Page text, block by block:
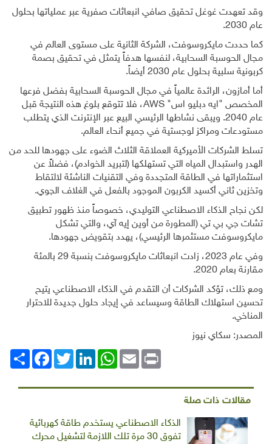
وقد تعهدت غوغل تحقيق صافي انبعاثات صفرية عبر عملياتها بحلول
عام 2030.
كما حددت مايكروسوفت، الشركة الثانية على مستوى العالم في
مجال الحوسبة السحابية، لنفسها هدفاً يتمثل في تحقيق بصمة
كربونية سلبية بحلول عام 2030 أيضاً.
أما أمازون، الرائدة عالمياً في مجال الحوسبة السحابية بفضل فرعها
المخصص "ايه دبليو اس" AWS، فلا تتوقع بلوغ هذه النتيجة قبل
عام 2040. ويبقى نشاطها الرئيسي البيع عبر الإنترنت الذي يتطلب
مستودعات ومراكز لوجستية في جميع أنحاء العالم.
تسلط الشركات الأميركية العملاقة الثلاث الضوء على جهودها للحد من
الهدر واستبدال المياه التي تستهلكها (لتبريد الخوادم)، فضلاً عن
استثماراتها في الطاقة المتجددة وفي التقنيات الناشئة لالتقاط
وتخزين ثاني أكسيد الكربون الموجود بالفعل في الغلاف الجوي.
لكن نجاح الذكاء الاصطناعي التوليدي، خصوصاً منذ ظهور تطبيق
تشات جي بي تي (المطورة من أوين إيه آي، والتي تشكل
مايكروسوفت مستثمرها الرئيسي)، يهدد بتقويض جهودها.
وفي عام 2023، زادت انبعاثات مايكروسوفت بنسبة 29 بالمئة
مقارنة بعام 2020.
ومع ذلك، تؤكد الشركات أن التقدم في الذكاء الاصطناعي يتيح
تحسين استهلاك الطاقة وسيساعد في إيجاد حلول جديدة للاحترار
المناخي.
المصدر: سكاي نيوز
انشر
FacebookTwitterLinkedIn
WhatsAppEmail Print
مقالات ذات صلة
الذكاء الاصطناعي يستخدم طاقة كهربائية
تفوق 30 مرة تلك اللازمة لتشغيل محرك